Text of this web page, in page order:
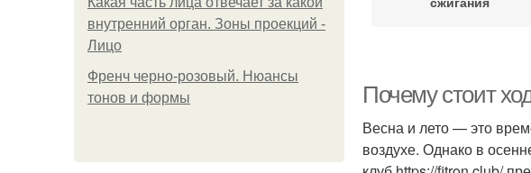
внутренний орган. Зоны проекций -
Лицо
Френч черно-розовый. Нюансы
тонов и формы
Почему стоит
Весна и лето — это
воздухе. Однако в